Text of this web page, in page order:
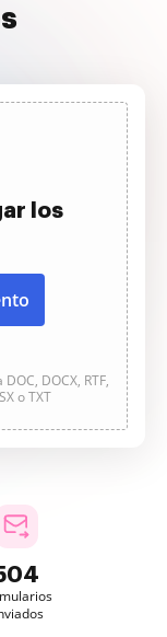
los
DOCX, RTF,
o TXT